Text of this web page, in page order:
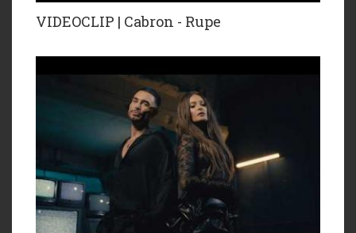
VIDEOCLIP | Cabron - Rupe